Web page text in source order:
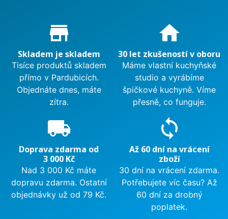
Proč nakupovat u nás?
store_mall_directory
Skladem je skladem
Tisíce produktů skladem
přímo v Pardubicích.
Objednáte dnes, máte
zítra.
home
30 let zkušeností v oboru
Máme vlastní kuchyňské
studio a vyrábíme
špičkové kuchyně. Víme
přesně, co funguje.
local_shipping
Doprava zdarma od
3 000 Kč
Nad 3 000 Kč máte
dopravu zdarma. Ostatní
objednávky už od 79 Kč.
sync
Až 60 dní na vrácení
zboží
30 dní na vrácení zdarma.
Potřebujete víc času? Až
60 dní za drobný
poplatek.